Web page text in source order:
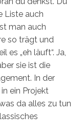
Liste auch
man auch
so trägt und
es „eh läuft“. Ja,
sie ist die
In der
ein Projekt
da alles zu tun